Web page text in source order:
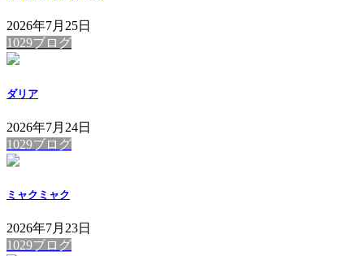
2026年7月25日
1029ブログ
ダリア
2026年7月24日
1029ブログ
ミャクミャク
2026年7月23日
1029ブログ